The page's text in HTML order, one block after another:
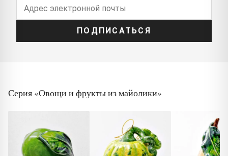
ПОДПИСАТЬСЯ
Серия «Овощи и фрукты из майолики»